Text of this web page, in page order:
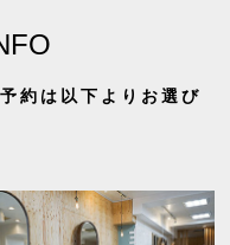
約は以下よりお選び